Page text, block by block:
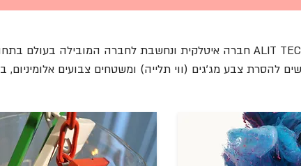
להסרת צבע מג'גים (ווי תלייה) ומשטחים צבועים אלומיניום,